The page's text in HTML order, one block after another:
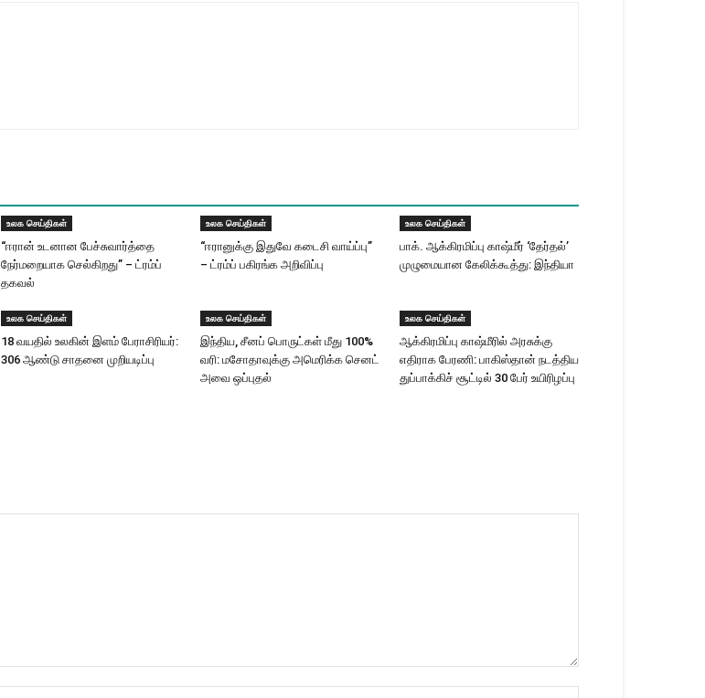
உலக செய்திகள்
“ஈரான் உடனான பேச்சுவார்த்தை
நேர்மறையாக செல்கிறது” – ட்ரம்ப்
தகவல்
உலக செய்திகள்
“ஈரானுக்கு இதுவே கடைசி வாய்ப்பு”
– ட்ரம்ப் பகிரங்க அறிவிப்பு
உலக செய்திகள்
பாக். ஆக்கிரமிப்பு காஷ்மீர் ‘தேர்தல்’
முழுமையான கேலிக்கூத்து: இந்தியா
உலக செய்திகள்
18 வயதில் உலகின் இளம் பேராசிரியர்:
306 ஆண்டு சாதனை முறியடிப்பு
உலக செய்திகள்
இந்திய, சீனப் பொருட்கள் மீது 100%
வரி: மசோதாவுக்கு அமெரிக்க செனட்
அவை ஒப்புதல்
உலக செய்திகள்
ஆக்கிரமிப்பு காஷ்மீரில் அரசுக்கு
எதிராக பேரணி: பாகிஸ்தான் நடத்திய
துப்பாக்கிச் சூட்டில் 30 பேர் உயிரிழப்பு